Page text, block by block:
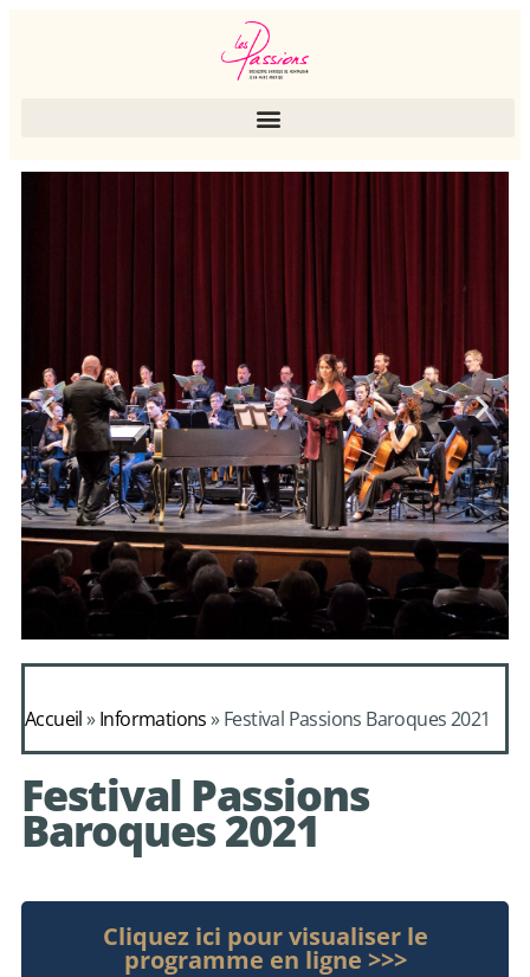
Alcimadure de
Mondonville
avec le choeur de
chambre Les Eléments
Accueil»Informations»Festival Passions Baroques 2021
Festival Passions
Baroques 2021
Cliquez ici pour visualiser le
programme en ligne >>>